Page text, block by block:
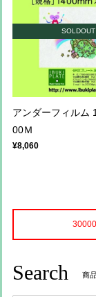
SOLDOUT
アンダーフィルム
00Ｍ
¥8,060
Search 商